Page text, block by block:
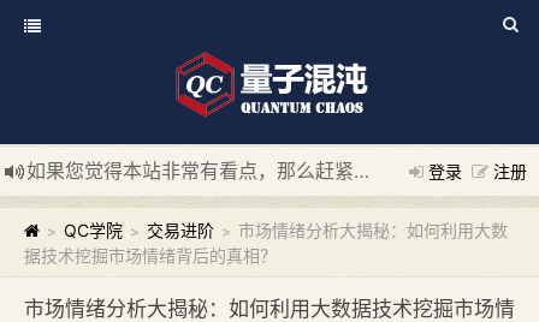
登录 注册
如果您觉得本站非常有看点，那么赶紧使用Ctrl+D 收藏我们吧
新添加量子混沌系统板块，欢迎大家访问！
---“量子混沌系
> QC学院 > 交易进阶 > 市场情绪分析大揭秘：如何利用大数
据技术挖掘市场情绪背后的真相？
市场情绪分析大揭秘：如何利用大数据技术挖掘市场情